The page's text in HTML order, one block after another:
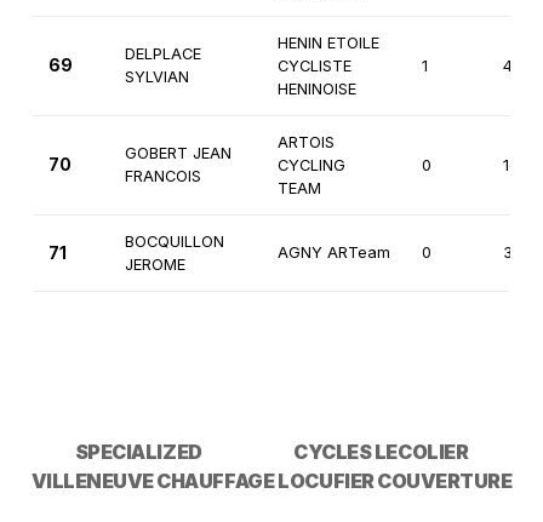
69
DELPLACE
SYLVIAN
HENIN ETOILE
CYCLISTE
HENINOISE
1
70
GOBERT JEAN
FRANCOIS
ARTOIS
CYCLING
TEAM
0 1ère
71
BOCQUILLON
JEROME
AGNY ARTeam 0
SPECIALIZED
CYCLES LECOLIER
VILLENEUVE CHAUFFAGELOCUFIER COUVERTURE